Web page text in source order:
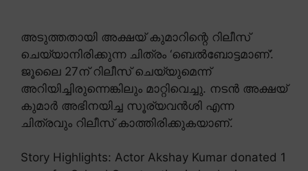
അടുത്തതായി അക്ഷയ് കുമാറിന്റെ റിലീസ്
ചെയ്യാനിരിക്കുന്ന ചിത്രം ‘ബെൽബോട്ടമാണ്’.
ജൂലൈ 27ന് റിലീസ് ചെയ്യുമെന്ന്
അറിയിച്ചിരുന്നെങ്കിലും മാറ്റിവെച്ചു. നടൻ അക്ഷയ്
കുമാർ അഭിനയിച്ച സൂര്യവൻശി എന്ന
ചിത്രവും റിലീസ് കാത്തിരിക്കുകയാണ്.
Story Highlights: Actor Akshay Kumar donated 1